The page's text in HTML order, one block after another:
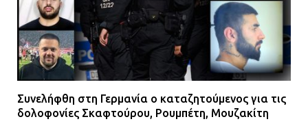
Συνελήφθη στη Γερμανία ο καταζητούμενος για τις
δολοφονίες Σκαφτούρου, Ρουμπέτη, Μουζακίτη